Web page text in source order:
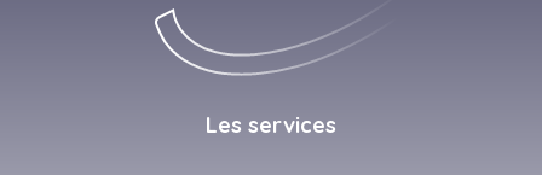
Les services